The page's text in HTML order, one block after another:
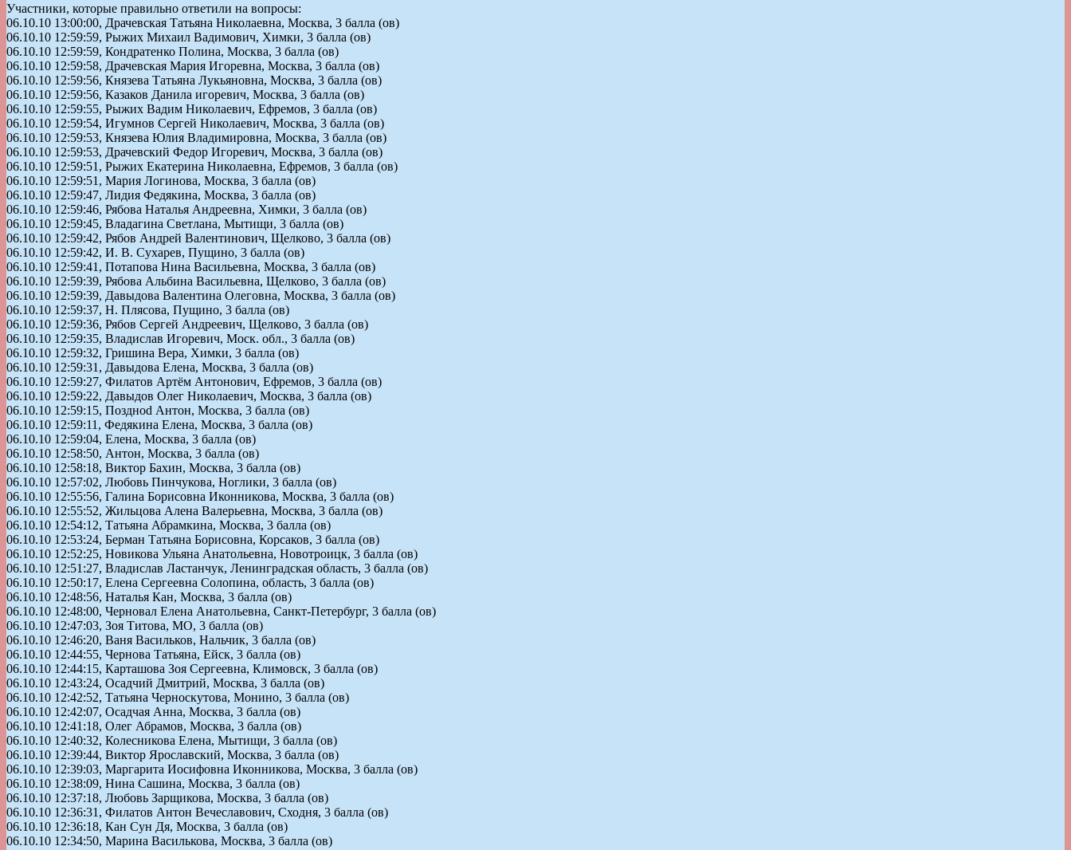
Участники, которые правильно ответили на вопросы:
06.10.10 13:00:00, Драчевская Татьяна Николаевна, Москва, 3 балла (ов)
06.10.10 12:59:59, Рыжих Михаил Вадимович, Химки, 3 балла (ов)
06.10.10 12:59:59, Кондратенко Полина, Москва, 3 балла (ов)
06.10.10 12:59:58, Драчевская Мария Игоревна, Москва, 3 балла (ов)
06.10.10 12:59:56, Князева Татьяна Лукьяновна, Москва, 3 балла (ов)
06.10.10 12:59:56, Казаков Данила игоревич, Москва, 3 балла (ов)
06.10.10 12:59:55, Рыжих Вадим Николаевич, Ефремов, 3 балла (ов)
06.10.10 12:59:54, Игумнов Сергей Николаевич, Москва, 3 балла (ов)
06.10.10 12:59:53, Князева Юлия Владимировна, Москва, 3 балла (ов)
06.10.10 12:59:53, Драчевский Федор Игоревич, Москва, 3 балла (ов)
06.10.10 12:59:51, Рыжих Екатерина Николаевна, Ефремов, 3 балла (ов)
06.10.10 12:59:51, Мария Логинова, Москва, 3 балла (ов)
06.10.10 12:59:47, Лидия Федякина, Москва, 3 балла (ов)
06.10.10 12:59:46, Рябова Наталья Андреевна, Химки, 3 балла (ов)
06.10.10 12:59:45, Владагина Светлана, Мытищи, 3 балла (ов)
06.10.10 12:59:42, Рябов Андрей Валентинович, Щелково, 3 балла (ов)
06.10.10 12:59:42, И. В. Сухарев, Пущино, 3 балла (ов)
06.10.10 12:59:41, Потапова Нина Васильевна, Москва, 3 балла (ов)
06.10.10 12:59:39, Рябова Альбина Васильевна, Щелково, 3 балла (ов)
06.10.10 12:59:39, Давыдова Валентина Олеговна, Москва, 3 балла (ов)
06.10.10 12:59:37, Н. Плясова, Пущино, 3 балла (ов)
06.10.10 12:59:36, Рябов Сергей Андреевич, Щелково, 3 балла (ов)
06.10.10 12:59:35, Владислав Игоревич, Моск. обл., 3 балла (ов)
06.10.10 12:59:32, Гришина Вера, Химки, 3 балла (ов)
06.10.10 12:59:31, Давыдова Елена, Москва, 3 балла (ов)
06.10.10 12:59:27, Филатов Артём Антонович, Ефремов, 3 балла (ов)
06.10.10 12:59:22, Давыдов Олег Николаевич, Москва, 3 балла (ов)
06.10.10 12:59:15, Поздноd Антон, Москва, 3 балла (ов)
06.10.10 12:59:11, Федякина Елена, Москва, 3 балла (ов)
06.10.10 12:59:04, Елена, Москва, 3 балла (ов)
06.10.10 12:58:50, Антон, Москва, 3 балла (ов)
06.10.10 12:58:18, Виктор Бахин, Москва, 3 балла (ов)
06.10.10 12:57:02, Любовь Пинчукова, Ноглики, 3 балла (ов)
06.10.10 12:55:56, Галина Борисовна Иконникова, Москва, 3 балла (ов)
06.10.10 12:55:52, Жильцова Алена Валерьевна, Москва, 3 балла (ов)
06.10.10 12:54:12, Татьяна Абрамкина, Москва, 3 балла (ов)
06.10.10 12:53:24, Берман Татьяна Борисовна, Корсаков, 3 балла (ов)
06.10.10 12:52:25, Новикова Ульяна Анатольевна, Новотроицк, 3 балла (ов)
06.10.10 12:51:27, Владислав Ластанчук, Ленинградская область, 3 балла (ов)
06.10.10 12:50:17, Елена Сергеевна Солопина, область, 3 балла (ов)
06.10.10 12:48:56, Наталья Кан, Москва, 3 балла (ов)
06.10.10 12:48:00, Черновал Елена Анатольевна, Санкт-Петербург, 3 балла (ов)
06.10.10 12:47:03, Зоя Титова, МО, 3 балла (ов)
06.10.10 12:46:20, Ваня Васильков, Нальчик, 3 балла (ов)
06.10.10 12:44:55, Чернова Татьяна, Ейск, 3 балла (ов)
06.10.10 12:44:15, Карташова Зоя Сергеевна, Климовск, 3 балла (ов)
06.10.10 12:43:24, Осадчий Дмитрий, Москва, 3 балла (ов)
06.10.10 12:42:52, Татьяна Черноскутова, Монино, 3 балла (ов)
06.10.10 12:42:07, Осадчая Анна, Москва, 3 балла (ов)
06.10.10 12:41:18, Олег Абрамов, Москва, 3 балла (ов)
06.10.10 12:40:32, Колесникова Елена, Мытищи, 3 балла (ов)
06.10.10 12:39:44, Виктор Ярославский, Москва, 3 балла (ов)
06.10.10 12:39:03, Маргарита Иосифовна Иконникова, Москва, 3 балла (ов)
06.10.10 12:38:09, Нина Сашина, Москва, 3 балла (ов)
06.10.10 12:37:18, Любовь Зарщикова, Москва, 3 балла (ов)
06.10.10 12:36:31, Филатов Антон Вечеславович, Сходня, 3 балла (ов)
06.10.10 12:36:18, Кан Сун Дя, Москва, 3 балла (ов)
06.10.10 12:34:50, Марина Василькова, Москва, 3 балла (ов)